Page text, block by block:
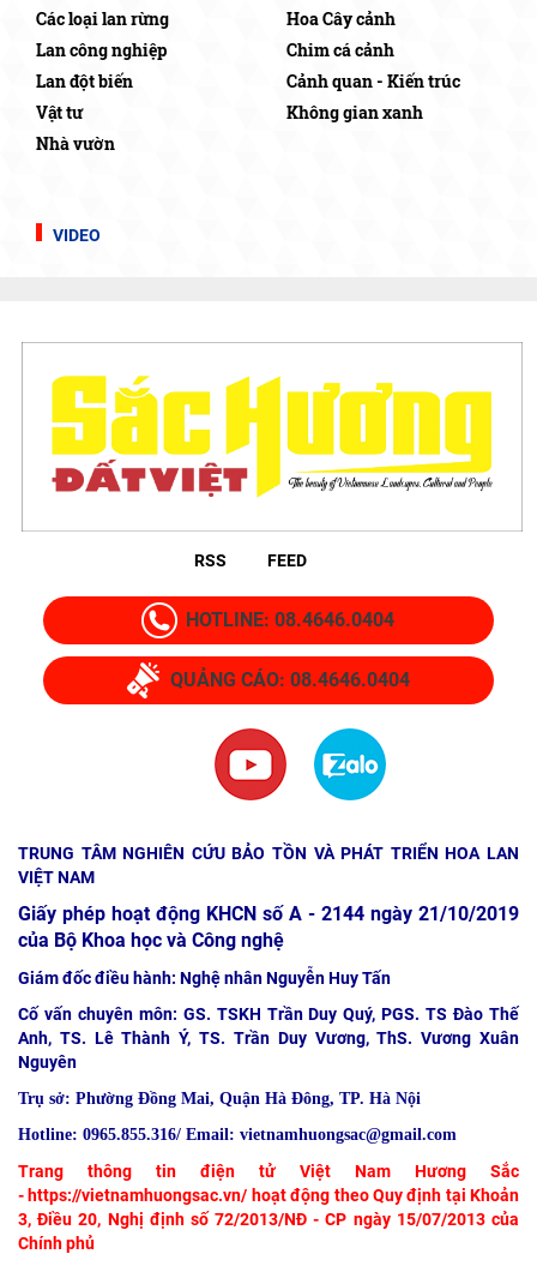
Các loại lan rừng
Lan công nghiệp
Lan đột biến
Vật tư
Nhà vườn
Hoa Cây cảnh
Chim cá cảnh
Cảnh quan - Kiến trúc
Không gian xanh
VIDEO
RSS FEED
HOTLINE: 08.4646.0404
QUẢNG CÁO: 08.4646.0404
TRUNG TÂM NGHIÊN CỨU BẢO TỒN VÀ PHÁT TRIỂN HOA LAN
VIỆT NAM
Giấy phép hoạt động KHCN số A - 2144 ngày 21/10/2019
của Bộ Khoa học và Công nghệ
Giám đốc điều hành: Nghệ nhân Nguyễn Huy Tấn
Cố vấn chuyên môn: GS. TSKH Trần Duy Quý, PGS. TS Đào Thế
Anh, TS. Lê Thành Ý, TS. Trần Duy Vương, ThS. Vương Xuân
Nguyên
Trụ sở: Phường Đồng Mai, Quận Hà Đông, TP. Hà Nội
Hotline: 0965.855.316/ Email: vietnamhuongsac@gmail.com
Trang thông tin điện tử Việt Nam Hương Sắc
-https://vietnamhuongsac.vn/ hoạt động theo Quy định tại Khoản
3, Điều 20, Nghị định số 72/2013/NĐ - CP ngày 15/07/2013 của
Chính phủ